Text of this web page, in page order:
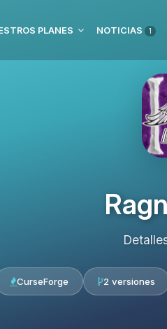
PLANES NOTICIAS 1
CurseForge 2 versiones